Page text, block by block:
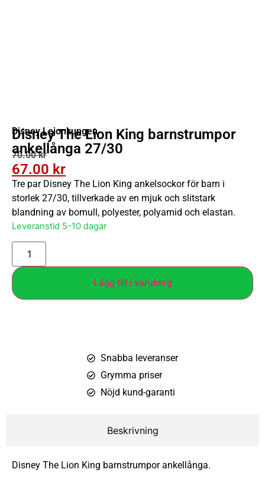
Disney Lejonkungen
Disney The Lion King barnstrumpor
ankellånga 27/30
70.00kr
67.00 kr
Tre par Disney The Lion King ankelsockor för barn i
storlek 27/30, tillverkade av en mjuk och slitstark
blandning av bomull, polyester, polyamid och elastan.
Leveranstid 5-10 dagar
Lägg till i varukorg
Snabba leveranser
Grymma priser
Nöjd kund-garanti
Beskrivning
Disney The Lion King barnstrumpor ankellånga.